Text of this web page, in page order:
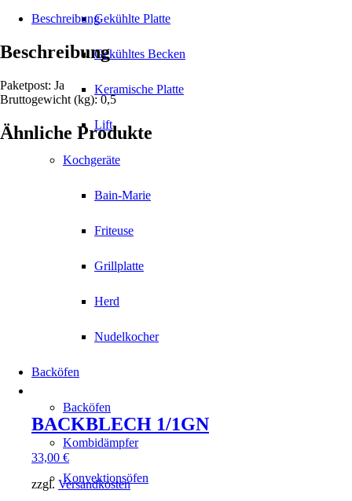
Gekühlte Platte
Gekühltes Becken
Keramische Platte
Lift
Kochgeräte
Bain-Marie
Friteuse
Grillplatte
Herd
Nudelkocher
Backöfen
Backöfen
Kombidämpfer
Konvektionsöfen
Beschreibung
Beschreibung
Paketpost: Ja
Bruttogewicht (kg): 0,5
Ähnliche Produkte
BACKBLECH 1/1GN
33,00 €
zzgl. Versandkosten